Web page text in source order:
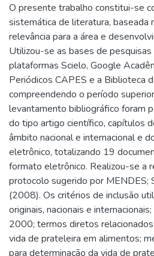
O presente trabalho constitui-se
sistemática de literatura, baseada
relevância para a área e
Utilizou-se as bases de pesquisas
plataformas Scielo, Google
Periódicos CAPES e a Biblioteca
compreendendo o período
levantamento bibliográfico foram
do tipo artigo científico, capítulos
âmbito nacional e internacional e
eletrônico, totalizando 19
formato eletrônico. Realizou-se a
protocolo sugerido por MENDES;
(2008). Os critérios de inclusão
originais, nacionais e
2000; termos diretos
vida de prateleira em alimentos;
para determinação da vida de